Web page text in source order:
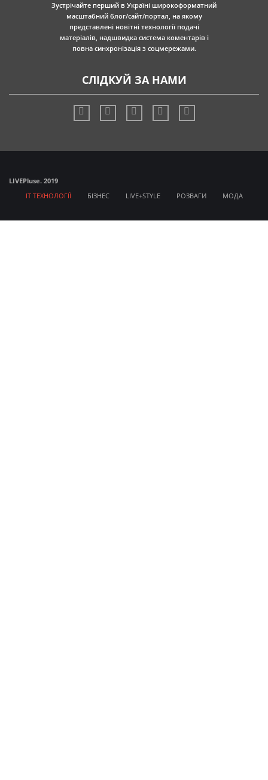
Зустрічайте перший в Україні широкоформатний
масштабний блог/сайт/портал, на якому
представлені новітні технології подачі
матеріалів, надшвидка система коментарів і
повна синхронізація з соцмережами.
СЛІДКУЙ ЗА НАМИ
LIVEPluse. 2019
IT ТЕХНОЛОГІЇ
БІЗНЕС LIVE+STYLE РОЗВАГИ МОДА